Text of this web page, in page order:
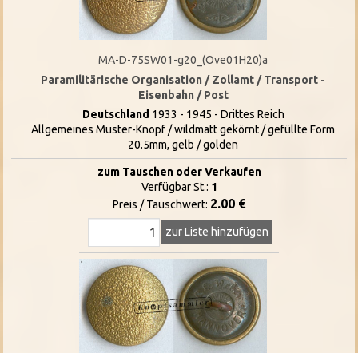
MA-D-75SW01-g20_(Ove01H20)a
Paramilitärische Organisation / Zollamt / Transport -
Eisenbahn / Post
Deutschland 1933 - 1945 - Drittes Reich
Allgemeines Muster-Knopf / wildmatt gekörnt / gefüllte Form
20.5mm, gelb / golden
zum Tauschen oder Verkaufen
Verfügbar St.: 1
Preis / Tauschwert: 2.00 €
zur Liste hinzufügen